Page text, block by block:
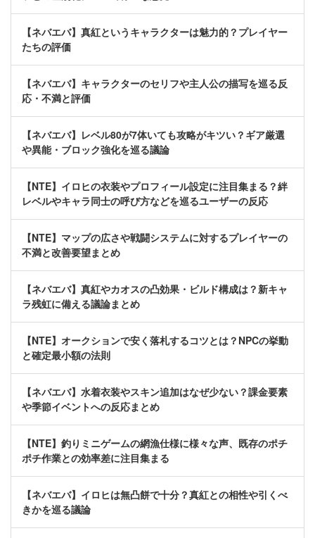
【ネバエバ】真紅というキャラクターは魅力的？プレイヤー
たちの評価
【ネバエバ】キャラクターのセリフや主人公の描写を巡る反
応・不満と評価
【ネバエバ】レベル80が7体いても攻略がキツい？ギア厳選
や異能・ブロック強化を巡る議論
【NTE】イロヒの衣装やプロフィール設定に注目集まる？絆
レベルやキャラ同士の呼び方などを巡るユーザーの反応
【NTE】マップの広さや戦闘システムに対するプレイヤーの
不満と改善要望まとめ
【ネバエバ】真紅やカオスの凸効果・ビルド構成は？新キャ
ラ残虹に備える議論まとめ
【NTE】オークションで安く落札するコツとは？NPCの挙動
と確定最小額の法則
【ネバエバ】水着衣装やスキン追加はなぜ少ない？課金要素
や季節イベントへの反応まとめ
【NTE】釣りミニゲームの網漁仕様に様々な声、既存のポチ
ポチ作業との効率差に注目集まる
【ネバエバ】イロヒは無凸餅で十分？真紅との相性や引くべ
きかを巡る議論